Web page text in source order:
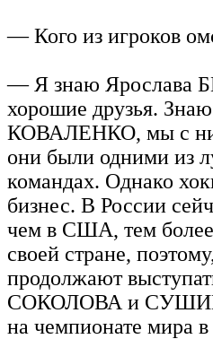
— Кого из игроков
— Я знаю Ярослава
хорошие друзья.
КОВАЛЕНКО, мы с
они были одними из
командах. Однако
бизнес. В России
чем в США, тем более
своей стране,
продолжают
СОКОЛОВА и
на чемпионате мира